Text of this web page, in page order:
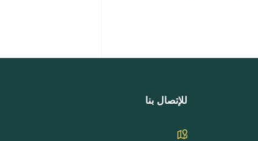
للإتصال بنا